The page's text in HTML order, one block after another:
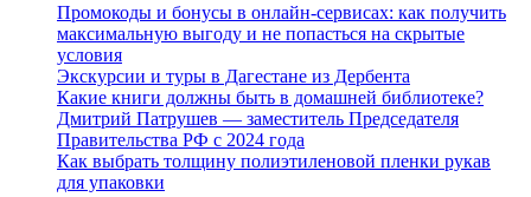
Промокоды и бонусы в онлайн-сервисах: как получить
максимальную выгоду и не попасться на скрытые
условия
Экскурсии и туры в Дагестане из Дербента
Какие книги должны быть в домашней библиотеке?
Дмитрий Патрушев — заместитель Председателя
Правительства РФ с 2024 года
Как выбрать толщину полиэтиленовой пленки рукав
для упаковки